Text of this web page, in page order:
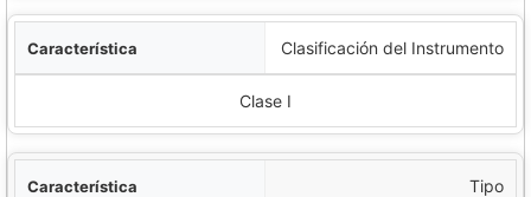
Clasificación del Instrumento
Clase I
Tipo